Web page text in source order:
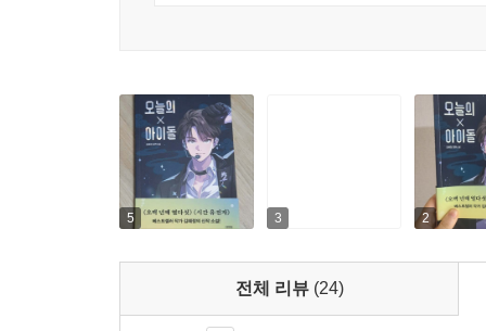
발끈하며 감싸려 든다.
이 책 프롤로그에서는 ‘제주 오날 설화’의 일
이무기가 등장하는데, 인간 아이의 조언대로 여
한다. 이처럼 가진 것이 많음에도 앞으로 나아가
때면 이제 거의 다 왔다고 어깨를 두들겨 주는 이
5 3 2
전체 리뷰 (24)